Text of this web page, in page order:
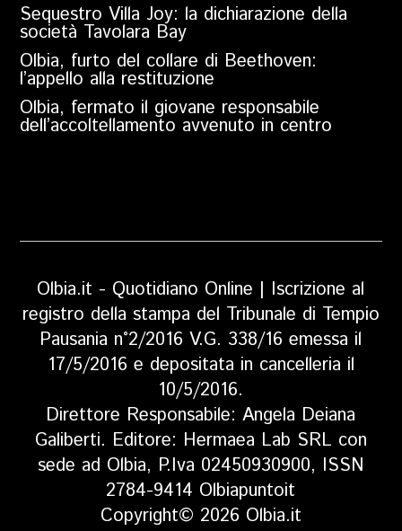
Sequestro Villa Joy: la dichiarazione della
società Tavolara Bay
Olbia, furto del collare di Beethoven:
l’appello alla restituzione
Olbia, fermato il giovane responsabile
dell’accoltellamento avvenuto in centro
Olbia.it - Quotidiano Online | Iscrizione al
registro della stampa del Tribunale di Tempio
Pausania n°2/2016 V.G. 338/16 emessa il
17/5/2016 e depositata in cancelleria il
10/5/2016.
Direttore Responsabile: Angela Deiana
Galiberti. Editore: Hermaea Lab SRL con
sede ad Olbia, P.Iva 02450930900, ISSN
2784-9414 Olbiapuntoit
Copyright© 2026 Olbia.it